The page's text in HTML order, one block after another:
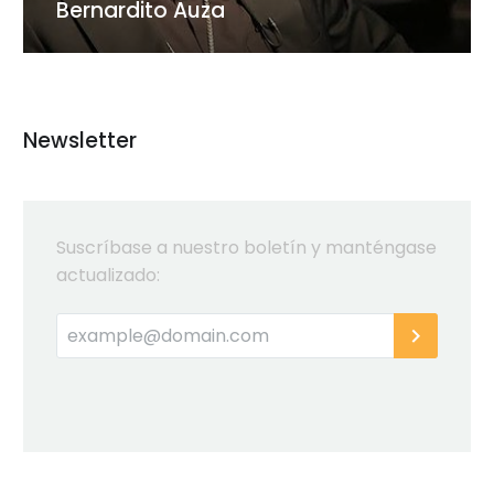
Bernardito Auza
Newsletter
Suscríbase a nuestro boletín y manténgase
actualizado: